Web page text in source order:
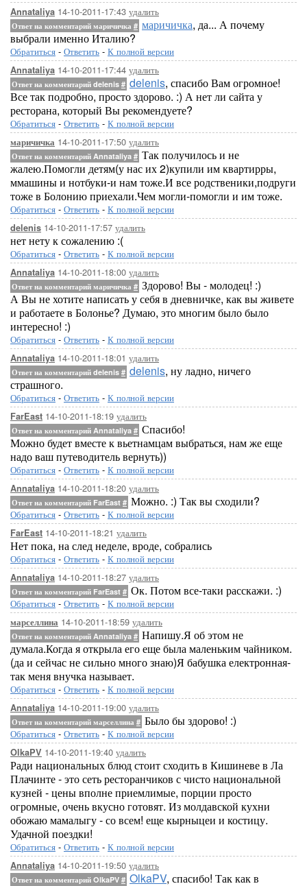
Annataliya 14-10-2011-17:43 удалить
Ответ на комментарий маричичка # маричичка, да... А почему
выбрали именно Италию?
Обратиться - Ответить - К полной версии
Annataliya 14-10-2011-17:44 удалить
Ответ на комментарий delenis # delenis, спасибо Вам огромное!
Все так подробно, просто здорово. :) А нет ли сайта у
ресторана, который Вы рекомендуете?
Обратиться - Ответить - К полной версии
маричичка 14-10-2011-17:50 удалить
Ответ на комментарий Annataliya # Так получилось и не
жалею.Помогли детям(у нас их 2)купили им квартирры,
ммашины и нотбуки-и нам тоже.И все родственики,подруги
тоже в Болонию приехали.Чем могли-помогли и им тоже.
Обратиться - Ответить - К полной версии
delenis 14-10-2011-17:57 удалить
нет нету к сожалению :(
Обратиться - Ответить - К полной версии
Annataliya 14-10-2011-18:00 удалить
Ответ на комментарий маричичка # Здорово! Вы - молодец! :)
А Вы не хотите написать у себя в дневничке, как вы живете
и работаете в Болонье? Думаю, это многим было было
интересно! :)
Обратиться - Ответить - К полной версии
Annataliya 14-10-2011-18:01 удалить
Ответ на комментарий delenis # delenis, ну ладно, ничего
страшного.
Обратиться - Ответить - К полной версии
FarEast 14-10-2011-18:19 удалить
Ответ на комментарий Annataliya # Спасибо!
Можно будет вместе к вьетнамцам выбраться, нам же еще
надо ваш путеводитель вернуть))
Обратиться - Ответить - К полной версии
Annataliya 14-10-2011-18:20 удалить
Ответ на комментарий FarEast # Можно. :) Так вы сходили?
Обратиться - Ответить - К полной версии
FarEast 14-10-2011-18:21 удалить
Нет пока, на след неделе, вроде, собрались
Обратиться - Ответить - К полной версии
Annataliya 14-10-2011-18:27 удалить
Ответ на комментарий FarEast # Ок. Потом все-таки расскажи. :)
Обратиться - Ответить - К полной версии
марселлина 14-10-2011-18:59 удалить
Ответ на комментарий Annataliya # Напишу.Я об этом не
думала.Когда я открыла его еще была маленьким чайником.
(да и сейчас не сильно много знаю)Я бабушка електронная-
так меня внучка называет.
Обратиться - Ответить - К полной версии
Annataliya 14-10-2011-19:00 удалить
Ответ на комментарий марселлина # Было бы здорово! :)
Обратиться - Ответить - К полной версии
OlkaPV 14-10-2011-19:40 удалить
Ради национальных блюд стоит сходить в Кишиневе в Ла
Плачинте - это сеть ресторанчиков с чисто национальной
кузней - цены вполне приемлимые, порции просто
огромные, очень вкусно готовят. Из молдавской кухни
обожаю мамалыгу - со всем! еще кырныцеи и костицу.
Удачной поездки!
Обратиться - Ответить - К полной версии
Annataliya 14-10-2011-19:50 удалить
Ответ на комментарий OlkaPV # OlkaPV, спасибо! Так как в